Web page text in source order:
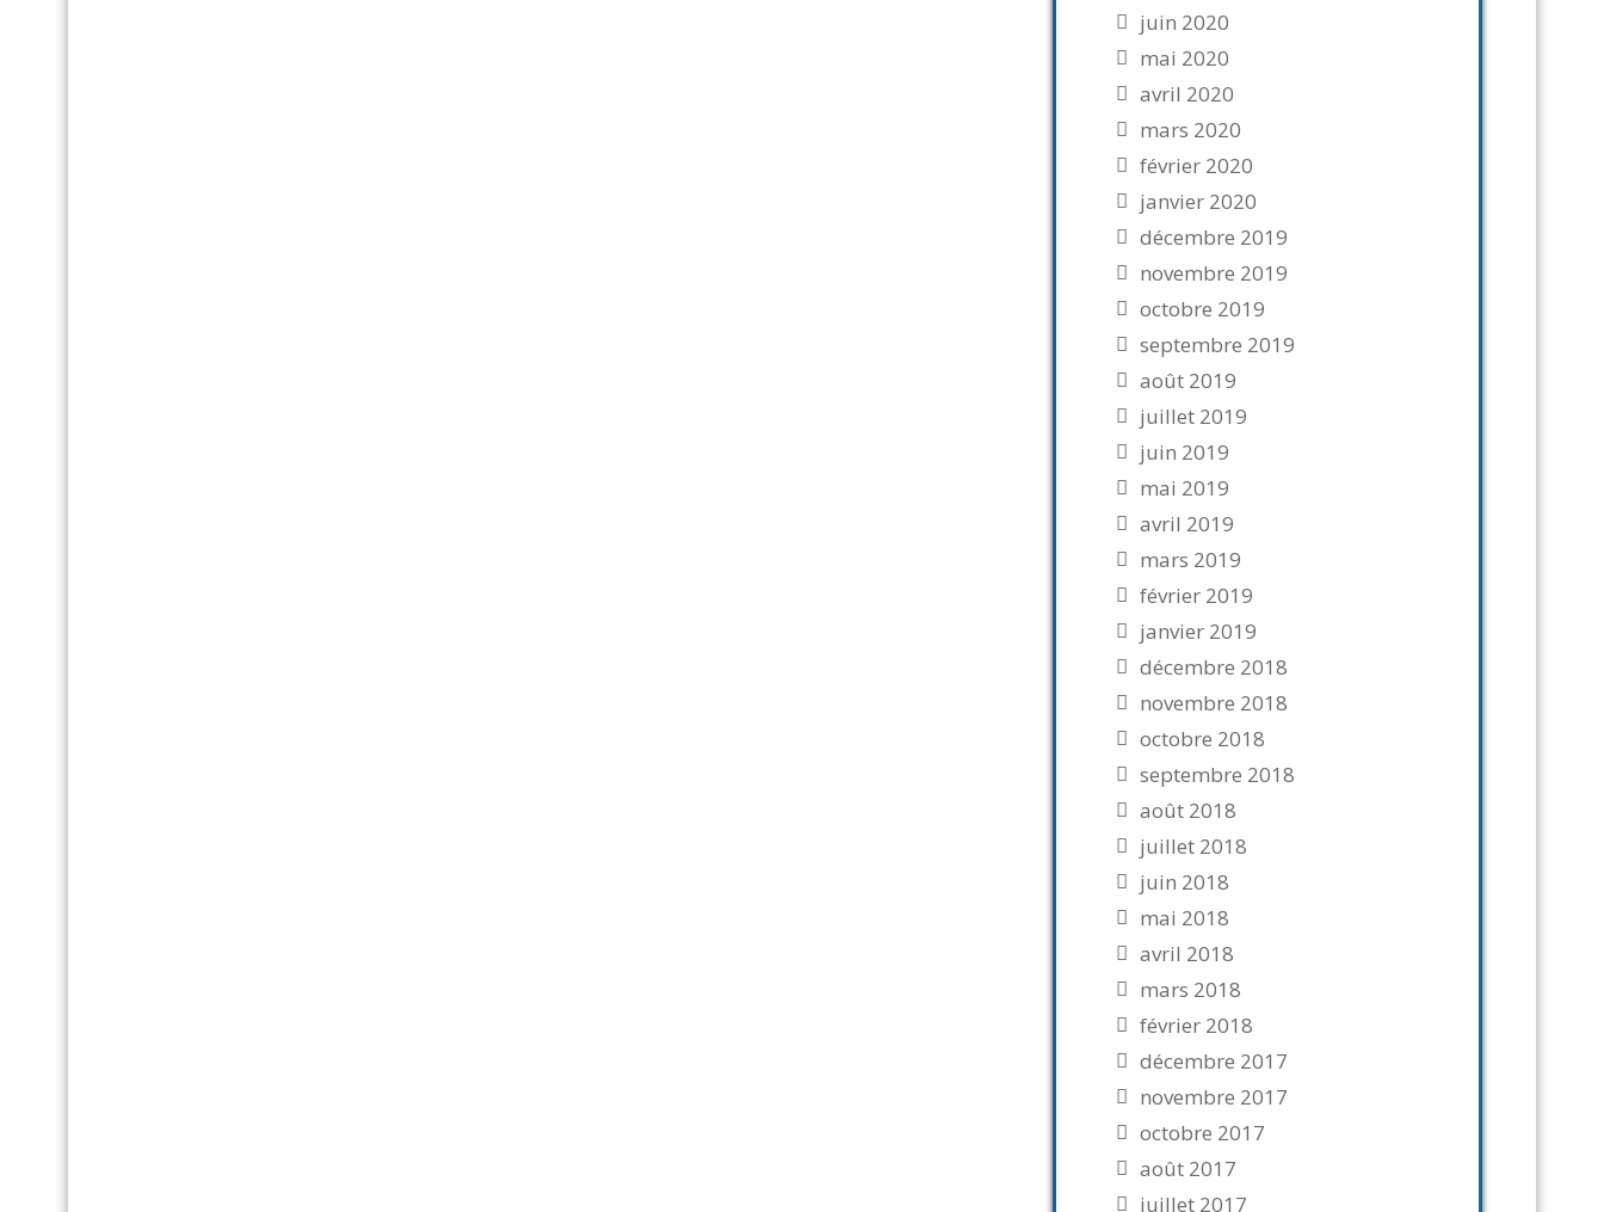
juin 2020
mai 2020
avril 2020
mars 2020
février 2020
janvier 2020
décembre 2019
novembre 2019
octobre 2019
septembre 2019
août 2019
juillet 2019
juin 2019
mai 2019
avril 2019
mars 2019
février 2019
janvier 2019
décembre 2018
novembre 2018
octobre 2018
septembre 2018
août 2018
juillet 2018
juin 2018
mai 2018
avril 2018
mars 2018
février 2018
décembre 2017
novembre 2017
octobre 2017
août 2017
juillet 2017